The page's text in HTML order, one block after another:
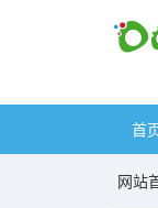
首
网站